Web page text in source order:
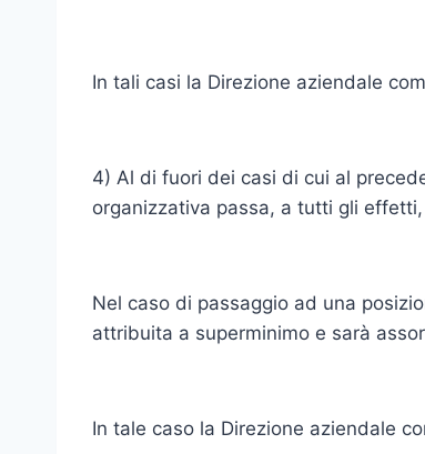
In tali casi la Direzione aziendale
4) Al di fuori dei casi di cui al
organizzativa passa, a tutti gli
Nel caso di passaggio ad una
attribuita a superminimo e sarà
In tale caso la Direzione aziendale